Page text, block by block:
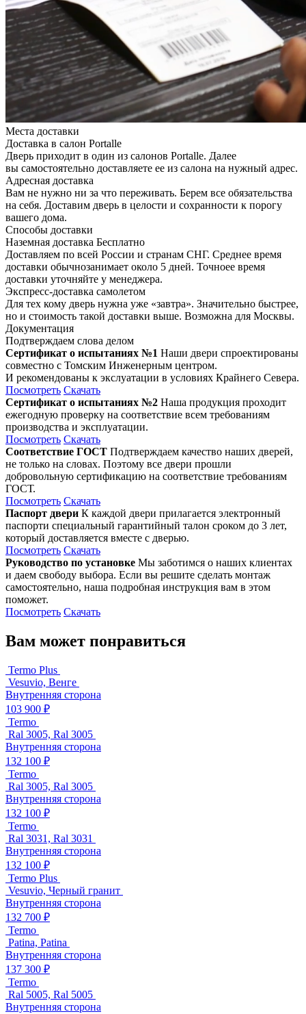
Места доставки
Доставка в салон Portalle
Дверь приходит в один из салонов Portalle. Далее
вы самостоятельно доставляете ее из салона на нужный адрес.
Адресная доставка
Вам не нужно ни за что переживать. Берем все обязательства
на себя. Доставим дверь в целости и сохранности к порогу
вашего дома.
Способы доставки
Наземная доставка Бесплатно
Доставляем по всей России и странам СНГ. Среднее время
доставки обычнозанимает около 5 дней. Точноее время
доставки уточняйте у менеджера.
Экспресс-доставка самолетом
Для тех кому дверь нужна уже «завтра». Значительно быстрее,
но и стоимость такой доставки выше. Возможна для Москвы.
Документация
Подтверждаем слова делом
Сертификат о испытаниях №1 Наши двери спроектированы
совместно с Томским Инженерным центром.
И рекомендованы к экслуатации в условиях Крайнего Севера.
Посмотреть Скачать
Сертификат о испытаниях №2 Наша продукция проходит
ежегодную проверку на соответствие всем требованиям
производства и эксплуатации.
Посмотреть Скачать
Соответствие ГОСТ Подтверждаем качество наших дверей,
не только на словах. Поэтому все двери прошли
добровольную сертификацию на соответствие требованиям
ГОСТ.
Посмотреть Скачать
Паспорт двери К каждой двери прилагается электронный
паспорти специальный гарантийный талон сроком до 3 лет,
который доставляется вместе с дверью.
Посмотреть Скачать
Руководство по установке Мы заботимся о наших клиентах
и даем свободу выбора. Если вы решите сделать монтаж
самостоятельно, наша подробная инструкция вам в этом
поможет.
Посмотреть Скачать
Вам может понравиться
Termo Plus
Vesuvio, Венге
Внутренняя сторона
103 900 ₽
Termo
Ral 3005, Ral 3005
Внутренняя сторона
132 100 ₽
Termo
Ral 3005, Ral 3005
Внутренняя сторона
132 100 ₽
Termo
Ral 3031, Ral 3031
Внутренняя сторона
132 100 ₽
Termo Plus
Vesuvio, Черный гранит
Внутренняя сторона
132 700 ₽
Termo
Patina, Patina
Внутренняя сторона
137 300 ₽
Termo
Ral 5005, Ral 5005
Внутренняя сторона